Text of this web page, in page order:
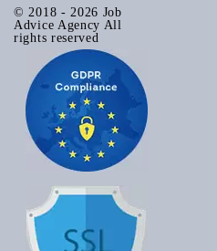
© 2018 - 2026 Job
Advice Agency All
rights reserved